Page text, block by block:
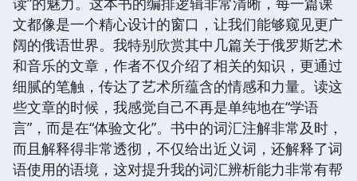
文都像是一个精心设计的窗口，让我们能够窥见更广
阔的俄语世界。我特别欣赏其中几篇关于俄罗斯艺术
和音乐的文章，作者不仅介绍了相关的知识，更通过
细腻的笔触，传达了艺术所蕴含的情感和力量。读这
些文章的时候，我感觉自己不再是单纯地在“学语
言”，而是在“体验文化”。书中的词汇注解非常及时，
而且解释得非常透彻，不仅给出近义词，还解释了词
语使用的语境，这对提升我的词汇辨析能力非常有帮